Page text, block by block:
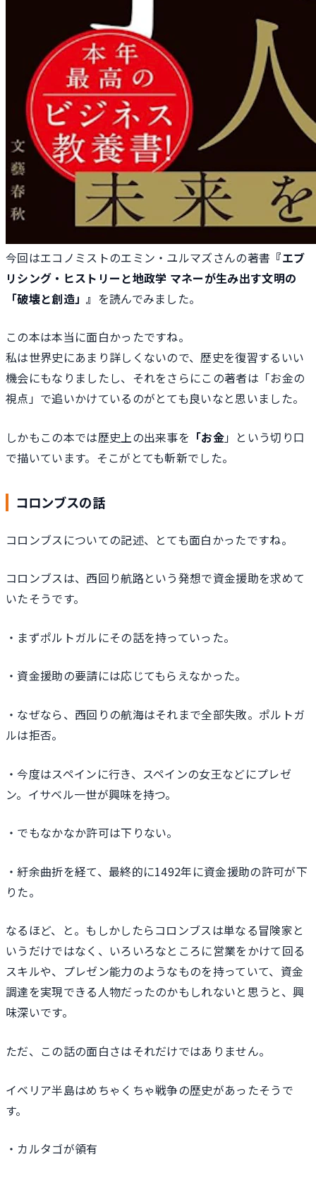
今回はエコノミストのエミン・ユルマズさんの著書 『エブ
リシング・ヒストリーと地政学 マネーが生み出す文明の
「破壊と創造」』 を読んでみました。
この本は本当に面白かったですね。
私は世界史にあまり詳しくないので、歴史を復習するいい
機会にもなりましたし、それをさらにこの著者は「お金の
視点」で追いかけているのがとても良いなと思いました。
しかもこの本では歴史上の出来事を 「お金」という切り口
で描いています。そこがとても斬新でした。
コロンブスの話
コロンブスについての記述、とても面白かったですね。
コロンブスは、西回り航路という発想で資金援助を求めて
いたそうです。
・まずポルトガルにその話を持っていった。
・資金援助の要請には応じてもらえなかった。
・なぜなら、西回りの航海はそれまで全部失敗。ポルトガ
ルは拒否。
・今度はスペインに行き、スペインの女王などにプレゼ
ン。イサベル一世が興味を持つ。
・でもなかなか許可は下りない。
・紆余曲折を経て、最終的に1492年に資金援助の許可が下
りた。
なるほど、と。もしかしたらコロンブスは単なる冒険家と
いうだけではなく、いろいろなところに営業をかけて回る
スキルや、プレゼン能力のようなものを持っていて、資金
調達を実現できる人物だったのかもしれないと思うと、興
味深いです。
ただ、この話の面白さはそれだけではありません。
イベリア半島はめちゃくちゃ戦争の歴史があったそうで
す。
・カルタゴが領有